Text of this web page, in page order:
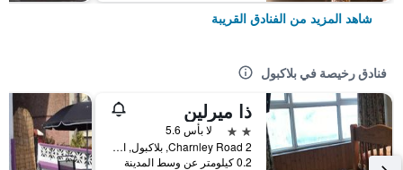
شاهد المزيد من الفنادق القريبة
فنادق رخيصة في بلاكبول
ذا ميرلين
2 نجمتين
لا بأس 5.6
2 Charnley Road, بلاكبول, المملكة المتحدة
0.2 كيلومتر عن وسط المدينة